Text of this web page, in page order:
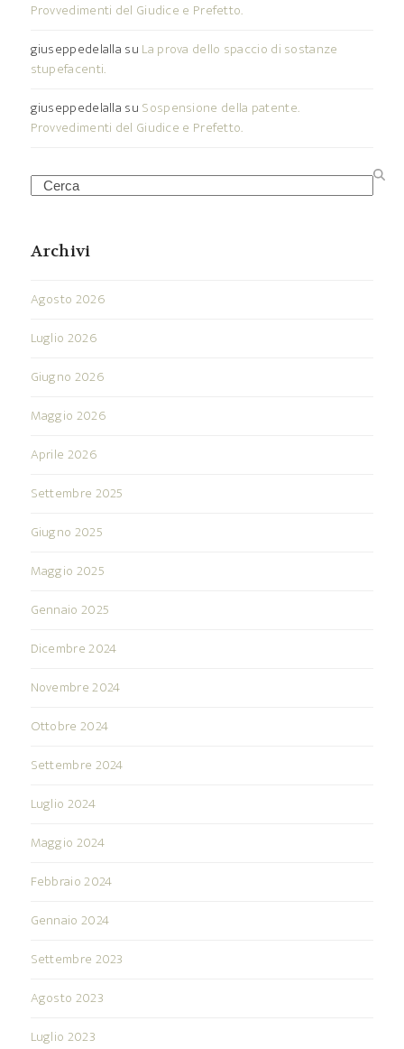
Provvedimenti del Giudice e Prefetto.
giuseppedelalla su La prova dello spaccio di sostanze
stupefacenti.
giuseppedelalla su Sospensione della patente.
Provvedimenti del Giudice e Prefetto.
Search
Archivi
Agosto 2026
Luglio 2026
Giugno 2026
Maggio 2026
Aprile 2026
Settembre 2025
Giugno 2025
Maggio 2025
Gennaio 2025
Dicembre 2024
Novembre 2024
Ottobre 2024
Settembre 2024
Luglio 2024
Maggio 2024
Febbraio 2024
Gennaio 2024
Settembre 2023
Agosto 2023
Luglio 2023